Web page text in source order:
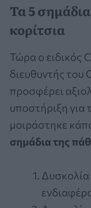
Τα 5
κορίτσια
Τώρα ο ειδικός
διευθυντής του
προσφέρει
υποστήριξη για
μοιράστηκε
σημάδια της
Δυσκολία